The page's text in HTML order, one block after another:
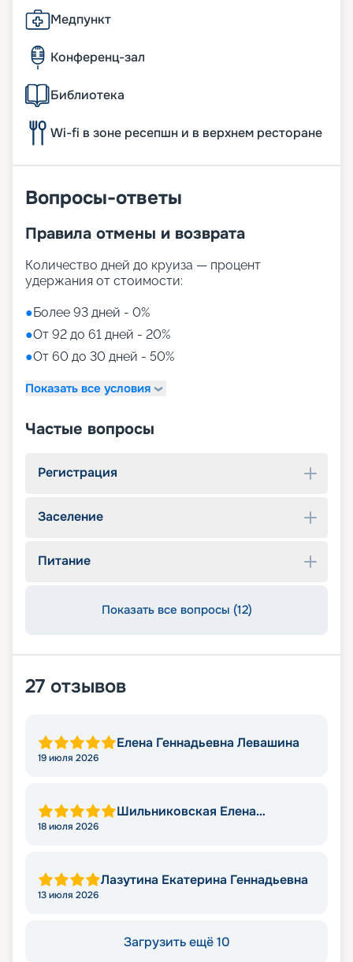
Медпункт
Конференц-зал
Библиотека
Wi-fi в зоне ресепшн и в верхнем ресторане
Вопросы-ответы
Правила отмены и возврата
Количество дней до круиза — процент
удержания от стоимости:
●Более 93 дней - 0%
●От 92 до 61 дней - 20%
●От 60 до 30 дней - 50%
Показать все условия
Частые вопросы
Регистрация
Заселение
Питание
Показать все вопросы (12)
27 отзывов
Елена Геннадьевна Левашина
19 июля 2026
Шильниковская Елена
18 июля 2026
Лазутина Екатерина Геннадьевна
13 июля 2026
Загрузить ещё 10